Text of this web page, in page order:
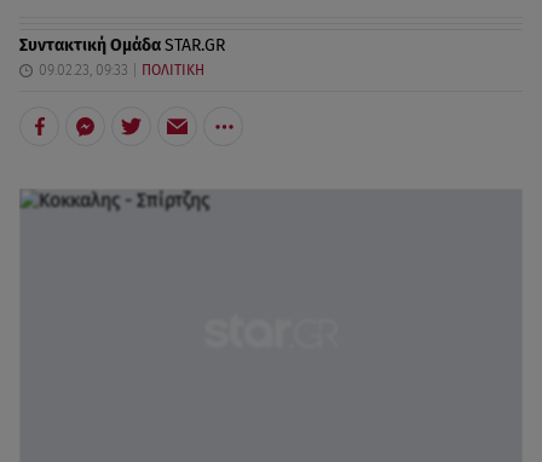
Συντακτική ΟμάδαSTAR.GR
09.02.23, 09:33 ΠΟΛΙΤΙΚΗ